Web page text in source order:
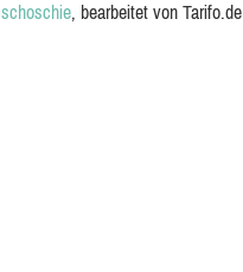
schoschie, bearbeitet von Tarifo.de